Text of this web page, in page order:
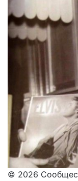
© 2026